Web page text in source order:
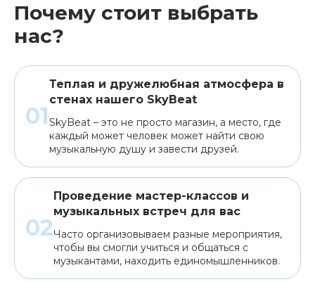
Почему стоит выбрать
нас?
Теплая и дружелюбная атмосфера в
стенах нашего SkyBeat
SkyBeat – это не просто магазин, а место, где
каждый может человек может найти свою
музыкальную душу и завести друзей.
Проведение мастер-классов и
музыкальных встреч для вас
Часто организовываем разные мероприятия,
чтобы вы смогли учиться и общаться с
музыкантами, находить единомышленников.